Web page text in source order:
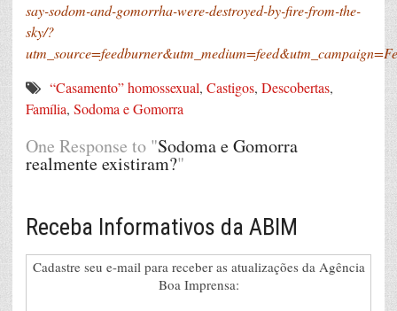
say-sodom-and-gomorrha-were-destroyed-by-fire-from-the-
sky/?
“Casamento” homossexual, Castigos, Descobertas,
Família, Sodoma e Gomorra
One Response to "Sodoma e Gomorra
realmente existiram?"
Receba Informativos da ABIM
Cadastre seu e-mail para receber as atualizações da Agência
Boa Imprensa: